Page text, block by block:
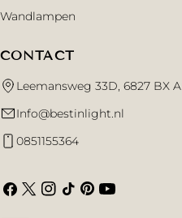
Wandlampen
CONTACT
Leemansweg 33D, 6827 BX
Info@bestinlight.nl
0851155364
Facebook
X
Instagram
TikTokPinterest
YouTube